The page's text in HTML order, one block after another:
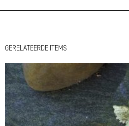
GERELATEERDE ITEMS